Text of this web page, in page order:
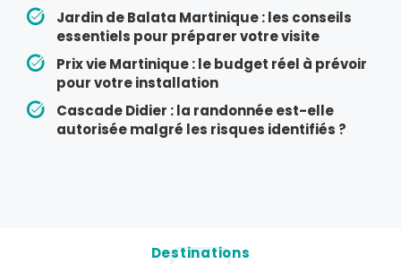
Jardin de Balata Martinique : les conseils
essentiels pour préparer votre visite
Prix vie Martinique : le budget réel à prévoir
pour votre installation
Cascade Didier : la randonnée est-elle
autorisée malgré les risques identifiés ?
Destinations